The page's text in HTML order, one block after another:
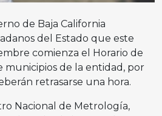
de Baja California
del Estado que este
comienza el Horario de
municipios de la entidad, por
retrasarse una hora.
Nacional de Metrología,